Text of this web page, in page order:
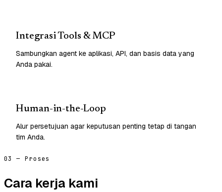
Integrasi Tools & MCP
Sambungkan agent ke aplikasi, API, dan basis data yang
Anda pakai.
Human-in-the-Loop
Alur persetujuan agar keputusan penting tetap di tangan
tim Anda.
03 — Proses
Cara kerja kami